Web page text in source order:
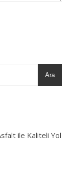
Ara
ile Kaliteli Yol